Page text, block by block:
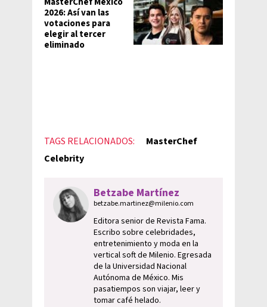
2026: Así van las
votaciones para
elegir al tercer
eliminado
TAGS RELACIONADOS:
MasterChef
Celebrity
Betzabe Martínez
betzabe.martinez@milenio.com
Editora senior de Revista Fama.
Escribo sobre celebridades,
entretenimiento y moda en la
vertical soft de Milenio. Egresada
de la Universidad Nacional
Autónoma de México. Mis
pasatiempos son viajar, leer y
tomar café helado.